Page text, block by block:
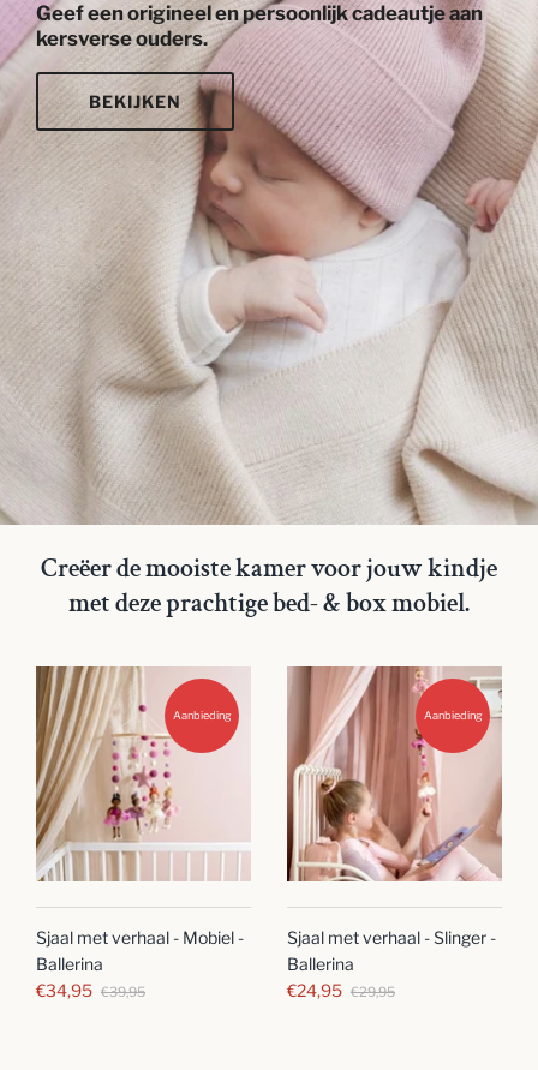
Geef een origineel en persoonlijk cadeautje aan
kersverse ouders.
BEKIJKEN
Creëer de mooiste kamer voor jouw kindje
met deze prachtige bed- & box mobiel.
Aanbieding
Sjaal met verhaal - Mobiel -
Ballerina
€34,95 €39,95
Aanbieding
Sjaal met verhaal - Slinger -
Ballerina
€24,95 €29,95